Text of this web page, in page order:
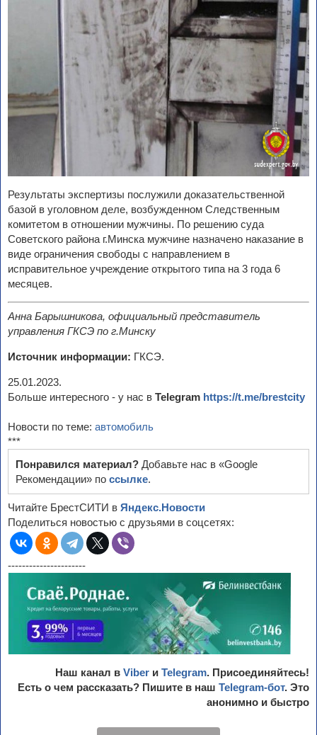
Результаты экспертизы послужили доказательственной
базой в уголовном деле, возбужденном Следственным
комитетом в отношении мужчины. По решению суда
Советского района г.Минска мужчине назначено наказание в
виде ограничения свободы с направлением в
исправительное учреждение открытого типа на 3 года 6
месяцев.
Анна Барышникова, официальный представитель
управления ГКСЭ по г.Минску
Источник информации: ГКСЭ.
25.01.2023.
Больше интересного - у нас в Telegram https://t.me/brestcity
Новости по теме: автомобиль
***
Понравился материал? Добавьте нас в «Google
Рекомендации» по ссылке.
Читайте БрестСИТИ в Яндекс.Новости
Поделиться новостью с друзьями в соцсетях:
----------------------
Наш канал в Viber и Telegram. Присоединяйтесь!
Есть о чем рассказать? Пишите в наш Telegram-бот. Это
анонимно и быстро